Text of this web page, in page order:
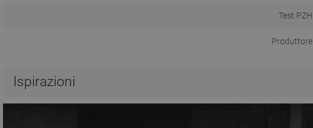
Test PZH
Produttore
Ispirazioni